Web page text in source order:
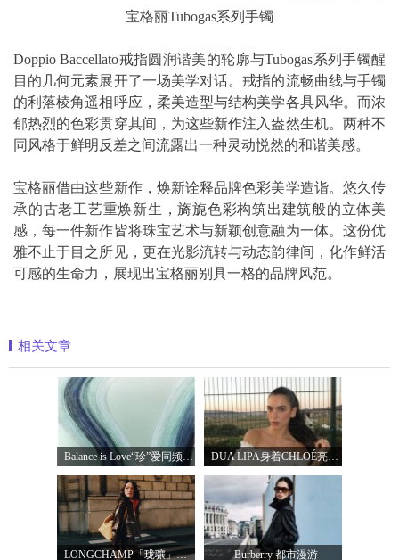
宝格丽Tubogas系列手镯
Doppio Baccellato戒指圆润谐美的轮廓与Tubogas系列手镯醒
目的几何元素展开了一场美学对话。戒指的流畅曲线与手镯
的利落棱角遥相呼应，柔美造型与结构美学各具风华。而浓
郁热烈的色彩贯穿其间，为这些新作注入盎然生机。两种不
同风格于鲜明反差之间流露出一种灵动悦然的和谐美感。
宝格丽借由这些新作，焕新诠释品牌色彩美学造诣。悠久传
承的古老工艺重焕新生，旖旎色彩构筑出建筑般的立体美
感，每一件新作皆将珠宝艺术与新颖创意融为一体。这份优
雅不止于目之所见，更在光影流转与动态韵律间，化作鲜活
可感的生命力，展现出宝格丽别具一格的品牌风范。
相关文章
Balance is Love“珍”爱同频 耀启七夕 TASA DUA LIPA身着CHLOÉ亮相 2026 SUNNY HILL 音乐节
LONGCHAMP「珑骧」全新LE CADENCE 系列 奏响法 Burberry 都市漫游